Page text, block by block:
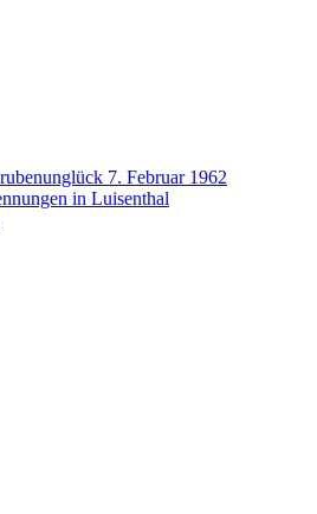
7. Februar 1962
in Luisenthal